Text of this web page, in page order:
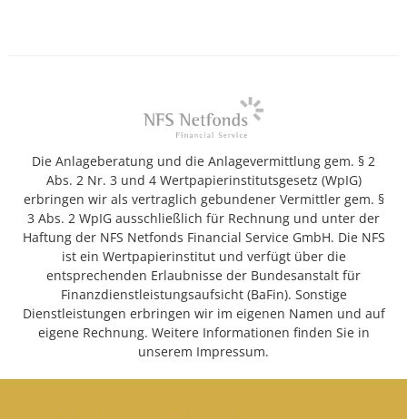
Die Anlageberatung und die Anlagevermittlung gem. § 2
Abs. 2 Nr. 3 und 4 Wertpapierinstitutsgesetz (WpIG)
erbringen wir als vertraglich gebundener Vermittler gem. §
3 Abs. 2 WpIG ausschließlich für Rechnung und unter der
Haftung der NFS Netfonds Financial Service GmbH. Die NFS
ist ein Wertpapierinstitut und verfügt über die
entsprechenden Erlaubnisse der Bundesanstalt für
Finanzdienstleistungsaufsicht (BaFin). Sonstige
Dienstleistungen erbringen wir im eigenen Namen und auf
eigene Rechnung. Weitere Informationen finden Sie in
unserem Impressum.